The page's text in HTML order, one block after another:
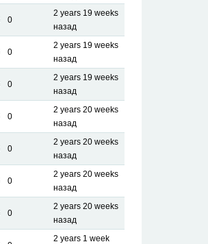
0
2 years 19 weeks
назад
0
2 years 19 weeks
назад
0
2 years 19 weeks
назад
0
2 years 20 weeks
назад
0
2 years 20 weeks
назад
0
2 years 20 weeks
назад
0
2 years 20 weeks
назад
2 years 1 week